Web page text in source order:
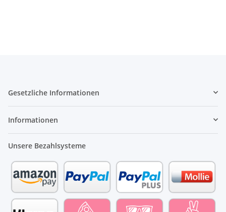
Gesetzliche Informationen
Informationen
Unsere Bezahlsysteme